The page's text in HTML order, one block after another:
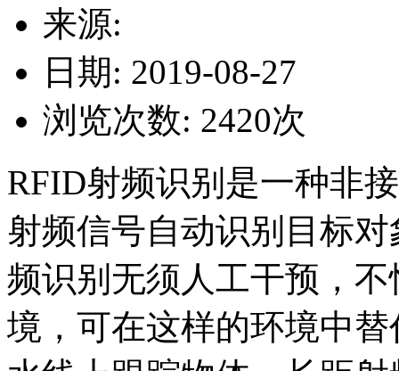
来源:
日期: 2019-08-27
浏览次数: 2420次
RFID射频识别是一种非
射频信号自动识别目标
频识别无须人工干预，
境，可在这样的环境中